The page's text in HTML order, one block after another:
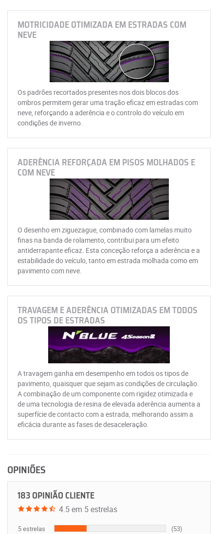
MOTRICIDADE OTIMIZADA EM ESTRADAS COM
NEVE
Os padrões recortados presentes nos dois blocos dos
ombros permitem gerar uma tração eficaz em estradas com
neve, reforçando a aderência e o controlo do veículo em
condições de inverno.
ADERÊNCIA REFORÇADA EM PISOS MOLHADOS E
COM NEVE
O desenho em ziguezague, combinado com lamelas muito
finas na banda de rolamento, contribui para um efeito
antiderrapante eficaz. Esta conceção reforça a aderência e a
estabilidade do veículo, tanto em estrada molhada como em
pavimento com neve.
TRAVAGEM E ADERÊNCIA OTIMIZADAS EM TODOS
OS TIPOS DE ESTRADAS
A travagem ganha em desempenho em todos os tipos de
pavimento, quaisquer que sejam as condições de circulação.
A combinação de um componente com rigidez otimizada e
de uma tecnologia de resina de elevada aderência aumenta a
superfície de contacto com a estrada, melhorando assim a
eficácia durante as fases de desaceleração.
OPINIÕES
183 OPINIÃO CLIENTE
4.5 em 5 estrelas
5 estrelas
(53)